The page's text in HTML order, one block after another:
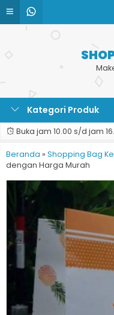
Kategori Produk
Buka jam 10.00 s/d jam
Beranda » Shopping Bag
dengan Harga Murah